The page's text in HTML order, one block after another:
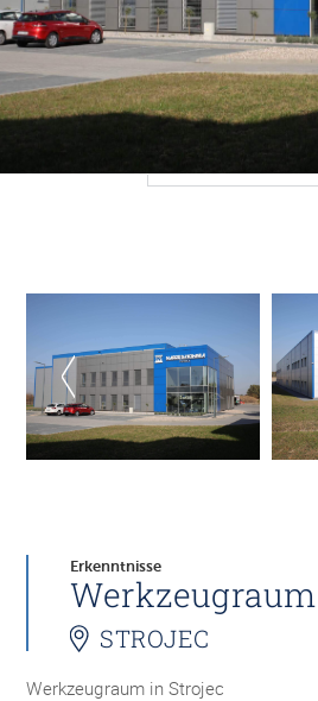
Erkenntnisse
Werkzeugraum
STROJEC
Werkzeugraum in Strojec